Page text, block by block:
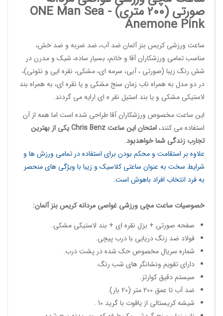
صورتی (200 متری) - ONE ManSea
Anemone Pink
ساعت ورزشی کریس بنز آلمان ضد آب، ضد ضربه و ضد خش،
مناسب تمامی ورزشکاران آقا و خانم، بسیار ساده، شیک و مدرن در
شش رنگ زیبا (صورتی ، آبی، سرمه ای، مشکی، نقره ایی و نئونی)،
در دو مدل به همراه ناب زمان سنج مشکی و یا نقره ای، به همراه بند
لاستیکی مشکی و یا بند استیل نقر ه ای ارایه می گردند.
این ساعت مخصوص ورزشکاران آقاطراحی شده است اما همه از آن
استفاده می کنند، امتحان این ساعتChris Benzیکی از بهترین
تجارب زندگی شما خواهدبود.
علاوه بر استقامت و محکم بودن برای استفاده در تمامی ورزش ها و
شرایط سخت به عنوان ساعتی کلاسیک و زیبا با ویژگی های منحصر
به فرد انتخاب افراد باهوش است.
خصوصیات ساعت مچی ورزشی غواصی مردانهکریس بنز آلمان:
صفحه صورتی + بزل نقره ای + بند لاستیکی مشکی.
فولاد ضد زنگ دریایی با درب پیچی.
شماره سریال مخصوص حک شده در پشت درب.
دارای تقویم ونشانگر های شب رنگ.
سیستم دقیق کوارتز.
ضد آب تا عمق 200 متر (20 بار).
شیشه کریستالی از یاقوت با گرید 10 .